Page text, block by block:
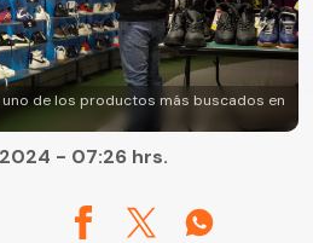
de los productos más buscados en
- 07:26 hrs.